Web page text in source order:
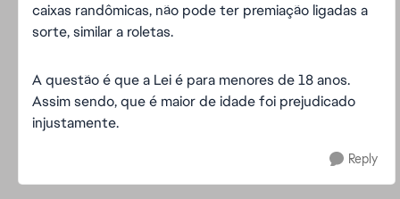
caixas randômicas, não pode ter premiação ligadas a
sorte, similar a roletas.
A questão é que a Lei é para menores de 18 anos.
Assim sendo, que é maior de idade foi prejudicado
injustamente.
Reply